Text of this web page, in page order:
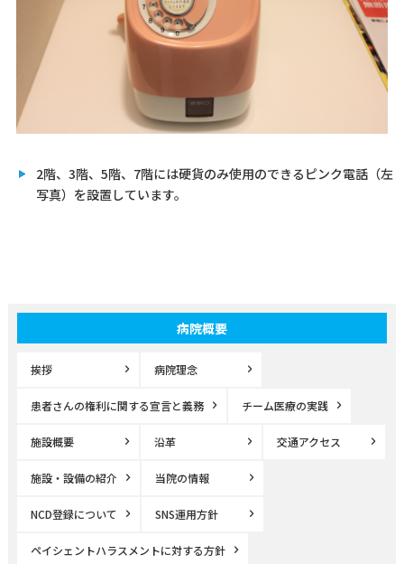
病院概要
挨拶 病院理念
患者さんの権利に関する宣言と義務 チーム医療の実践
施設概要 沿革 交通アクセス
施設・設備の紹介 当院の情報
NCD登録について SNS運用方針
ペイシェントハラスメントに対する方針
2階、3階、5階、7階には硬貨のみ使用のできるピンク電話（左
写真）を設置しています。